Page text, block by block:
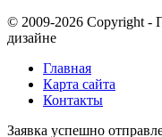
© 2009-2026 Copyright -
дизайне
Главная
Карта сайта
Контакты
Заявка успешно